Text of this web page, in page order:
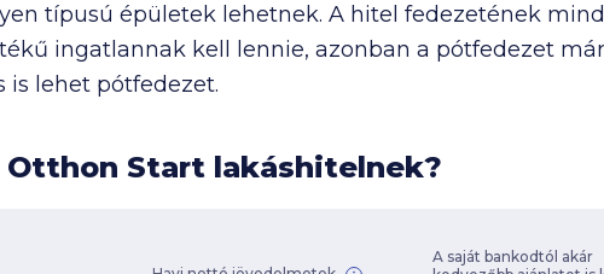
típusú épületek lehetnek. A hitel fedezetének
ingatlannak kell lennie, azonban a pótfedezet
is lehet pótfedezet.
Start lakáshitelnek?
A saját bankodtól akár